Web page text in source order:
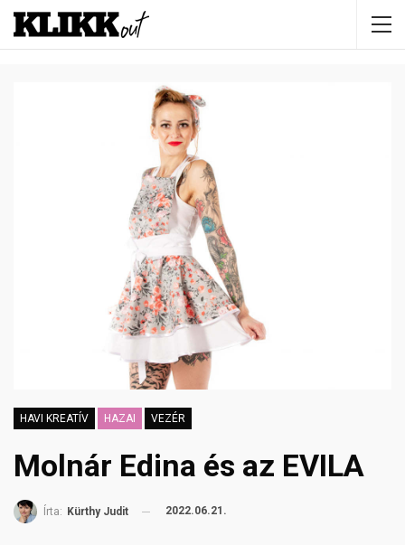
HAVI KREATÍV HAZAI VEZÉR
Molnár Edina és az EVILA
Írta: Kürthy Judit 2022.06.21.